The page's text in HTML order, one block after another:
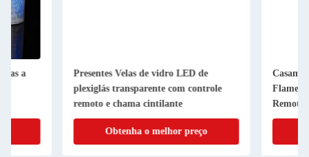
Presentes Velas de vidro LED de
plexiglás transparente com controle
remoto e chama cintilante
Obtenha o melhor preço
Casamentos Velas
Flame Real Wax
Remote Control